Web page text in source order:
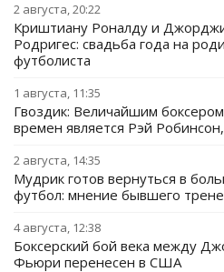
2 августа, 20:22
Криштиану Роналду и
Родригес: свадьба года на
футболиста
1 августа, 11:35
Гвоздик: Величайшим
времен является Рэй
2 августа, 14:35
Мудрик готов вернуться в
футбол: мнение бывшего
4 августа, 12:38
Боксерский бой века между
Фьюри перенесен в США